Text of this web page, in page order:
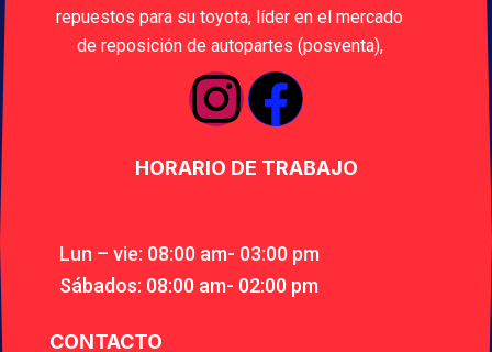
repuestos para su toyota, líder en el mercado
de reposición de autopartes (posventa),
HORARIO DE TRABAJO
Lun – vie: 08:00 am- 03:00 pm
Sábados: 08:00 am- 02:00 pm
CONTACTO